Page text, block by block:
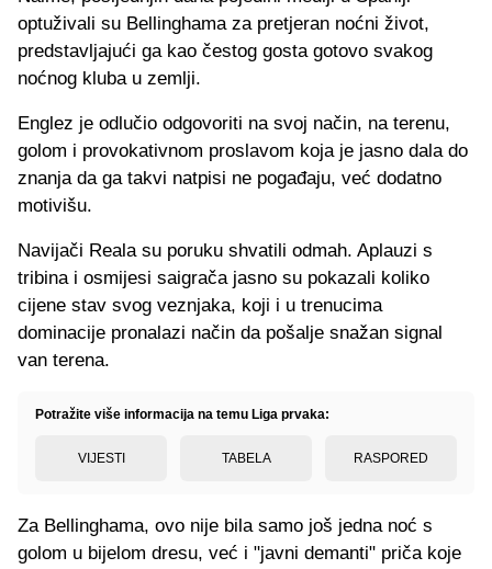
optuživali su Bellinghama za pretjeran noćni život,
predstavljajući ga kao čestog gosta gotovo svakog
noćnog kluba u zemlji.
Englez je odlučio odgovoriti na svoj način, na terenu,
golom i provokativnom proslavom koja je jasno dala do
znanja da ga takvi natpisi ne pogađaju, već dodatno
motivišu.
Navijači Reala su poruku shvatili odmah. Aplauzi s
tribina i osmijesi saigrača jasno su pokazali koliko
cijene stav svog veznjaka, koji i u trenucima
dominacije pronalazi način da pošalje snažan signal
van terena.
Potražite više informacija na temu Liga prvaka:
VIJESTI TABELA RASPORED
Za Bellinghama, ovo nije bila samo još jedna noć s
golom u bijelom dresu, već i "javni demanti" priča koje